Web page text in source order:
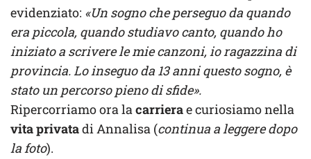
evidenziato: «Un sogno che perseguo da quando
era piccola, quando studiavo canto, quando ho
iniziato a scrivere le mie canzoni, io ragazzina di
provincia. Lo inseguo da 13 anni questo sogno, è
stato un percorso pieno di sfide».
Ripercorriamo ora la carrierae curiosiamo nella
vita privatadi Annalisa (continua a leggere dopo
la foto).